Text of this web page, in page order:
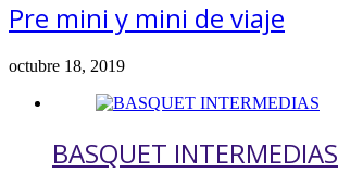
Pre mini y mini de viaje
octubre 18, 2019
BASQUET INTERMEDIAS